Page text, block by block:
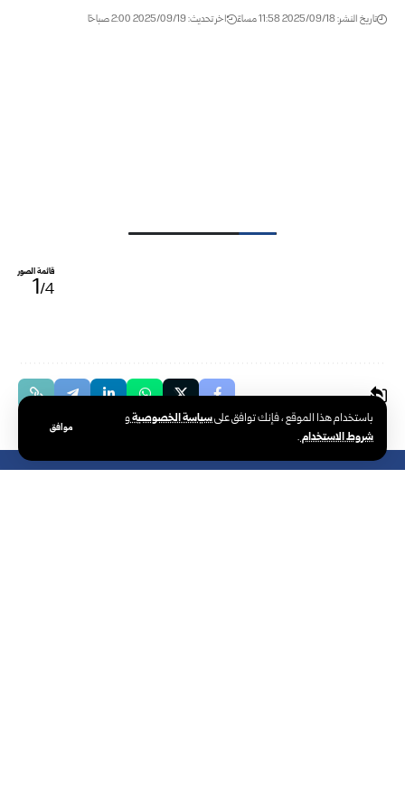
باستخدام هذا الموقع ، فإنك توافق علىسياسة الخصوصيةو
شروط الاستخدام.
موافق
تاريخ النشر: 2025/09/18 11:58 مساءً اخر تحديث: 2025/09/19 2:00 صباحًا
قائمة الصور
1/4